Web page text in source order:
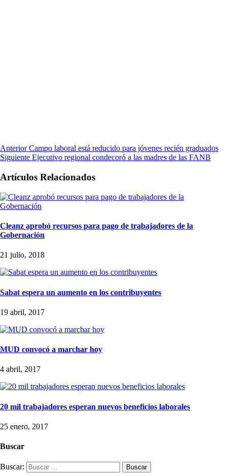
Anterior Campo laboral está reducido para jóvenes recién graduados
Siguiente Ejecutivo regional condecoró a las madres de las FANB
Artículos Relacionados
Cleanz aprobó recursos para pago de trabajadores de la
Gobernación
21 julio, 2018
Sabat espera un aumento en los contribuyentes
19 abril, 2017
MUD convocó a marchar hoy
4 abril, 2017
20 mil trabajadores esperan nuevos beneficios laborales
25 enero, 2017
Buscar
Buscar: